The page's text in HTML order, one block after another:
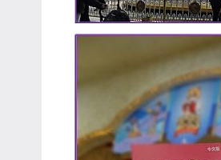
人
對